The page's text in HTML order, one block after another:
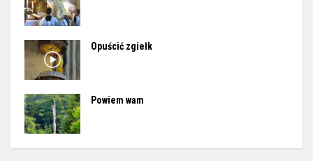
Opuścić zgiełk
Powiem wam